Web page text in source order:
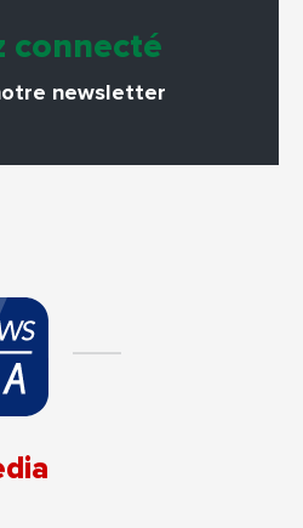
connecté
newsletter